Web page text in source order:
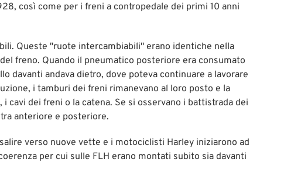
così come per i freni a contropedale dei primi 10 anni
Queste "ruote intercambiabili" erano identiche nella
freno. Quando il pneumatico posteriore era consumato
davanti andava dietro, dove poteva continuare a lavorare
i tamburi dei freni rimanevano al loro posto e la
cavi dei freni o la catena. Se si osservano i battistrada dei
anteriore e posteriore.
verso nuove vette e i motociclisti Harley iniziarono ad
per cui sulle FLH erano montati subito sia davanti